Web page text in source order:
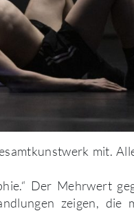
mit.
Der Mehrwert
zeigen, die